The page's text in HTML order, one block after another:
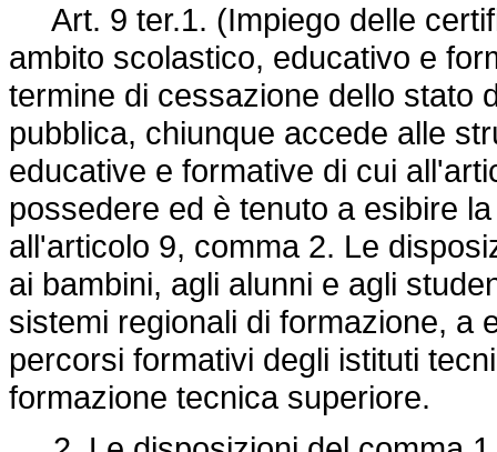
Art. 9 ter.1. (Impiego delle
ambito scolastico, educativo e
termine di cessazione dello stato
pubblica, chiunque accede alle
educative e formative di cui
possedere ed è tenuto a esibire
all'articolo 9, comma 2. Le
ai bambini, agli alunni e agli
sistemi regionali di formazione, a
percorsi formativi degli istituti
formazione tecnica superiore.